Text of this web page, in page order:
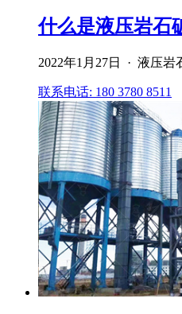
什么是液压岩石
2022年1月27日 · 液压
联系电话: 180 3780 8511